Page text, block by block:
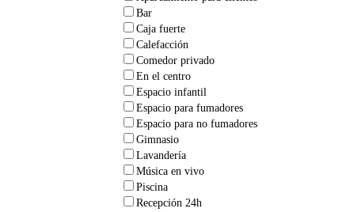
Bar
Caja fuerte
Calefacción
Comedor privado
En el centro
Espacio infantil
Espacio para fumadores
Espacio para no fumadores
Gimnasio
Lavandería
Música en vivo
Piscina
Recepción 24h